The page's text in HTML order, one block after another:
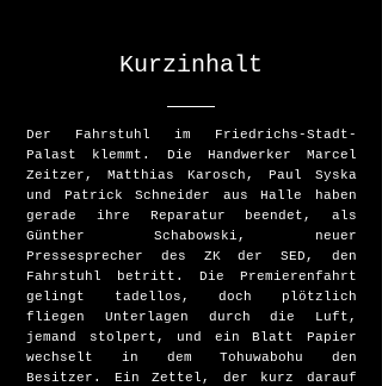
Kurzinhalt
Der Fahrstuhl im Friedrichs-Stadt-
Palast klemmt. Die Handwerker Marcel
Zeitzer, Matthias Karosch , Paul Syska
und Patrick Schneider aus Halle haben
gerade ihre Reparatur beendet, als
Günther Schabowski, neuer
Pressesprecher des ZK der SED, den
Fahrstuhl betritt. Die Premierenfahrt
gelingt tadellos, doch plötzlich
fliegen Unterlagen durch die Luft,
jemand stolpert, und ein Blatt Papier
wechselt in dem Tohuwabohu den
Besitzer. Ein Zettel, der kurz darauf